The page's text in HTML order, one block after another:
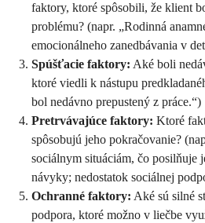
faktory, ktoré spôsobili, že klient
problému? (napr. „Rodinná
emocionálneho zanedbávania v
Spúšťacie faktory: Aké boli
ktoré viedli k nástupu
bol nedávno prepustený z práce.“)
Pretrvávajúce faktory: Ktoré
spôsobujú jeho pokračovanie?
sociálnym situáciám, čo posilňuje
návyky; nedostatok sociálnej
Ochranné faktory: Aké sú silné
podpora, ktoré možno v liečbe